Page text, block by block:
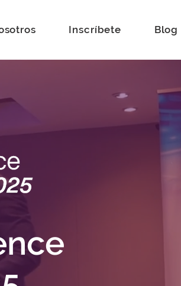
Inscríbete Blog